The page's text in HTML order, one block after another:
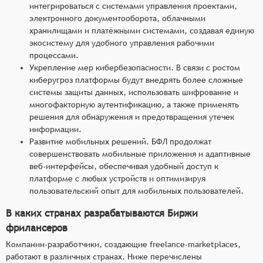
интегрироваться с системами управления проектами,
электронного документооборота, облачными
хранилищами и платёжными системами, создавая единую
экосистему для удобного управления рабочими
процессами.
Укрепление мер кибербезопасности. В связи с ростом
киберугроз платформы будут внедрять более сложные
системы защиты данных, использовать шифрование и
многофакторную аутентификацию, а также применять
решения для обнаружения и предотвращения утечек
информации.
Развитие мобильных решений. БФЛ продолжат
совершенствовать мобильные приложения и адаптивные
веб-интерфейсы, обеспечивая удобный доступ к
платформе с любых устройств и оптимизируя
пользовательский опыт для мобильных пользователей.
В каких странах разрабатываются Биржи
фрилансеров
Компании-разработчики, создающие freelance-marketplaces,
работают в различных странах. Ниже перечислены